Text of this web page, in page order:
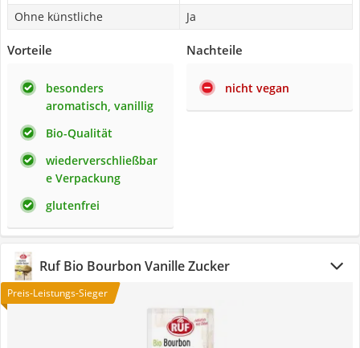
Ohne künstliche
Ja
Vorteile
besonders
aromatisch, vanillig
Bio-Qualität
wiederverschließbar
e Verpackung
glutenfrei
Nachteile
nicht vegan
Ruf Bio Bourbon Vanille Zucker
Preis-Leistungs-Sieger